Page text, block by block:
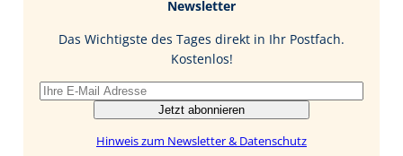
I
Newsletter
Das Wichtigste des Tages direkt in Ihr Postfach.
Kostenlos!
Jetzt abonnieren
Hinweis zum Newsletter & Datenschutz